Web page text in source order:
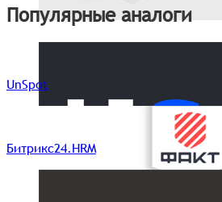
Популярные аналоги
UnSpot
Битрикс24.HRM